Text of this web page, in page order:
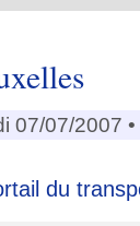
07/07/2007 •
du